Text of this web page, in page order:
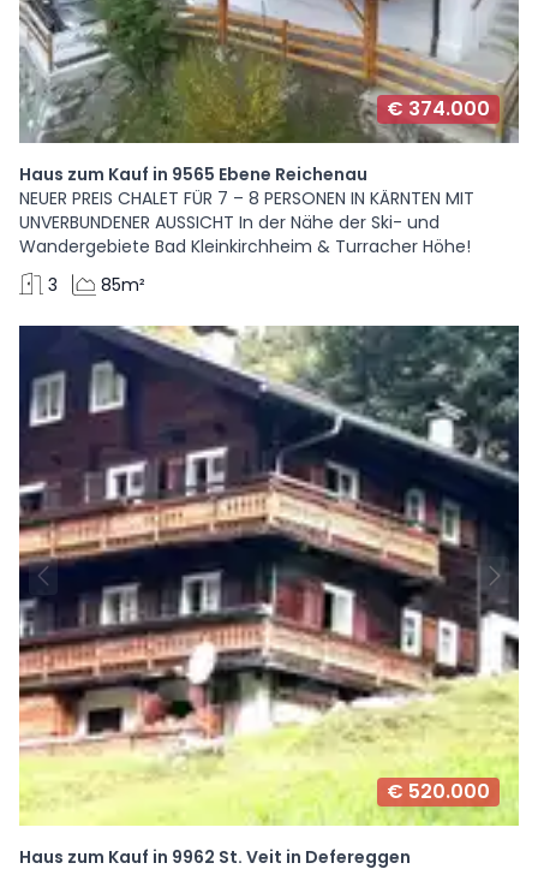
€ 374.000
Haus zum Kauf in 9565 Ebene Reichenau
NEUER PREIS CHALET FÜR 7 – 8 PERSONEN IN KÄRNTEN MIT
UNVERBUNDENER AUSSICHT In der Nähe der Ski- und
Wandergebiete Bad Kleinkirchheim & Turracher Höhe!
3
85m²
€ 520.000
Haus zum Kauf in 9962 St. Veit in Defereggen